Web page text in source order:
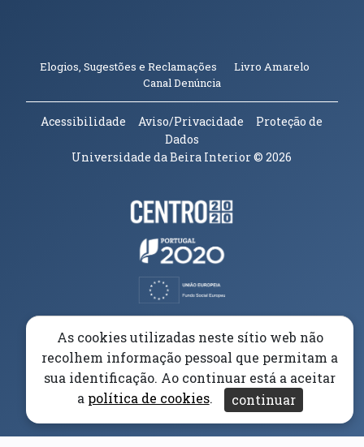
Elogios, Sugestões e Reclamações Livro Amarelo
Canal Denúncia(abre em nova janela)
Acessibilidade Aviso/Privacidade
Proteção de
Dados
Universidade da Beira Interior© 2026
Parceiros e Financiadores
(abre em nova janela)
(abre em nova janela)
As cookies utilizadas neste sítio web não
recolhem informação pessoal que permitam a
sua identificação. Ao continuar está a aceitar
a política de cookies. continuar